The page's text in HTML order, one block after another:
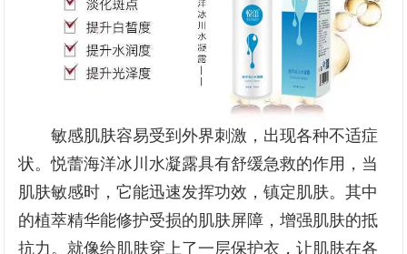
敏感肌肤容易受到外界刺激，出现各种不适症
状。悦蕾海洋冰川水凝露具有舒缓急救的作用，当
肌肤敏感时，它能迅速发挥功效，镇定肌肤。其中
的植萃精华能修护受损的肌肤屏障，增强肌肤的抵
抗力。就像给肌肤穿上了一层保护衣，让肌肤在各